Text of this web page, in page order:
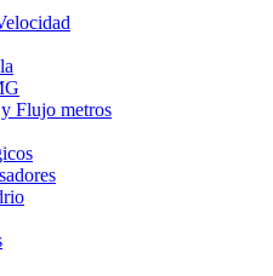
Flujo metros